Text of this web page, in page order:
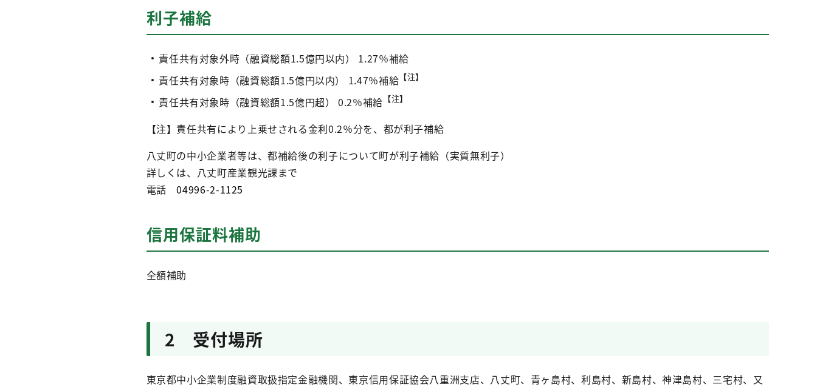
利子補給
責任共有対象外時（融資総額1.5億円以内） 1.27％補給
責任共有対象時（融資総額1.5億円以内） 1.47％補給 【注】
責任共有対象時（融資総額1.5億円超） 0.2％補給 【注】
【注】責任共有により上乗せされる金利0.2％分を、都が利子補給
八丈町の中小企業者等は、都補給後の利子について町が利子補給（実質無利子）
詳しくは、八丈町産業観光課まで
電話04996-2-1125
信用保証料補助
全額補助
2 受付場所
東京都中小企業制度融資取扱指定金融機関、東京信用保証協会八重洲支店、八丈町、青ヶ島村、利島村、新島村、神津島村、三宅村、又